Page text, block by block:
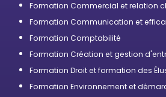
Formation Commercial et relation
Formation Communication et
Formation Comptabilité
Formation Création et gestion
Formation Droit et formation des
Formation Environnement et